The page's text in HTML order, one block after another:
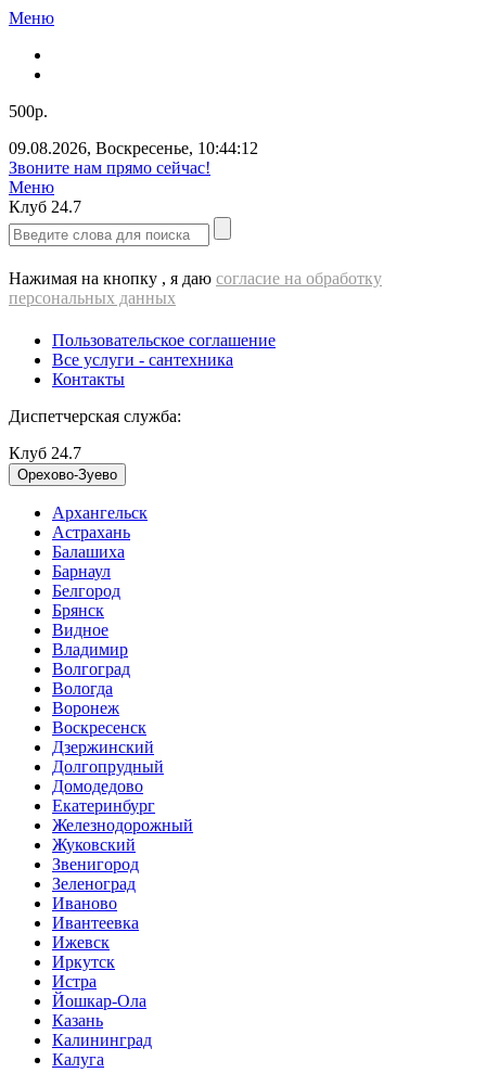
Меню
500р.
09.08.2026, Воскресенье, 10:44:12
Звоните нам прямо сейчас!
Меню
Клуб 24.7
Нажимая на кнопку , я даю согласие на обработку
персональных данных
Пользовательское соглашение
Все услуги - cантехника
Контакты
Диспетчерская служба:
Клуб 24.7
Орехово-Зуево
Архангельск
Астрахань
Балашиха
Барнаул
Белгород
Брянск
Видное
Владимир
Волгоград
Вологда
Воронеж
Воскресенск
Дзержинский
Долгопрудный
Домодедово
Екатеринбург
Железнодорожный
Жуковский
Звенигород
Зеленоград
Иваново
Ивантеевка
Ижевск
Иркутск
Истра
Йошкар-Ола
Казань
Калининград
Калуга